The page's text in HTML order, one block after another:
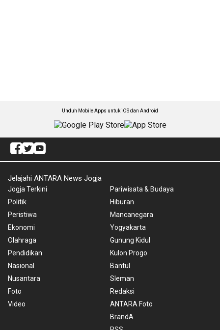
Unduh Mobile Apps untuk iOS dan Android
Jelajahi ANTARA News Jogja
Jogja Terkini
Politik
Peristiwa
Ekonomi
Olahraga
Pendidikan
Nasional
Nusantara
Foto
Video
Pariwisata & Budaya
Hiburan
Mancanegara
Yogyakarta
Gunung Kidul
Kulon Progo
Bantul
Sleman
Redaksi
ANTARA Foto
BrandA